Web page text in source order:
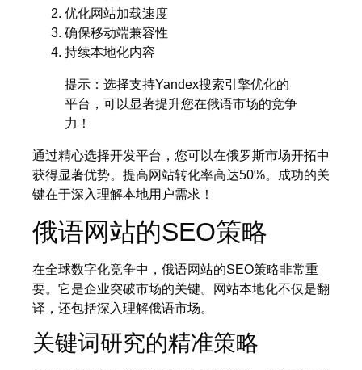
优化网站加载速度
确保移动端兼容性
持续本地化内容
提示：选择支持Yandex搜索引擎优化的
平台，可以显著提升您在俄语市场的竞争
力！
通过精心选择开发平台，您可以在俄罗斯市场开拓中
获得显著优势。提高网站转化率高达50%。成功的关
键在于深入理解本地用户需求！
俄语网站的SEO策略
在全球数字化竞争中，俄语网站的SEO策略非常重
要。它是企业突破市场的关键。网站本地化不仅是翻
译，还包括深入理解俄语市场。
关键词研究的精准策略